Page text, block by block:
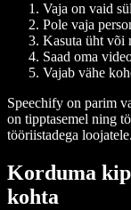
Vaja on vaid
Pole vaja
Kasuta üht või
Saad oma
Vajab vähe
Speechify on parim
on tipptasemel ning
tööriistadega loojatele.
Korduma
kohta